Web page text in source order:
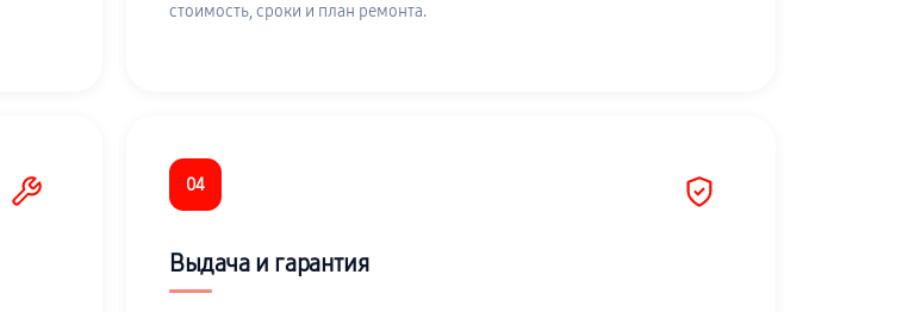
стоимость, сроки и план ремонта.
04
Выдача и гарантия